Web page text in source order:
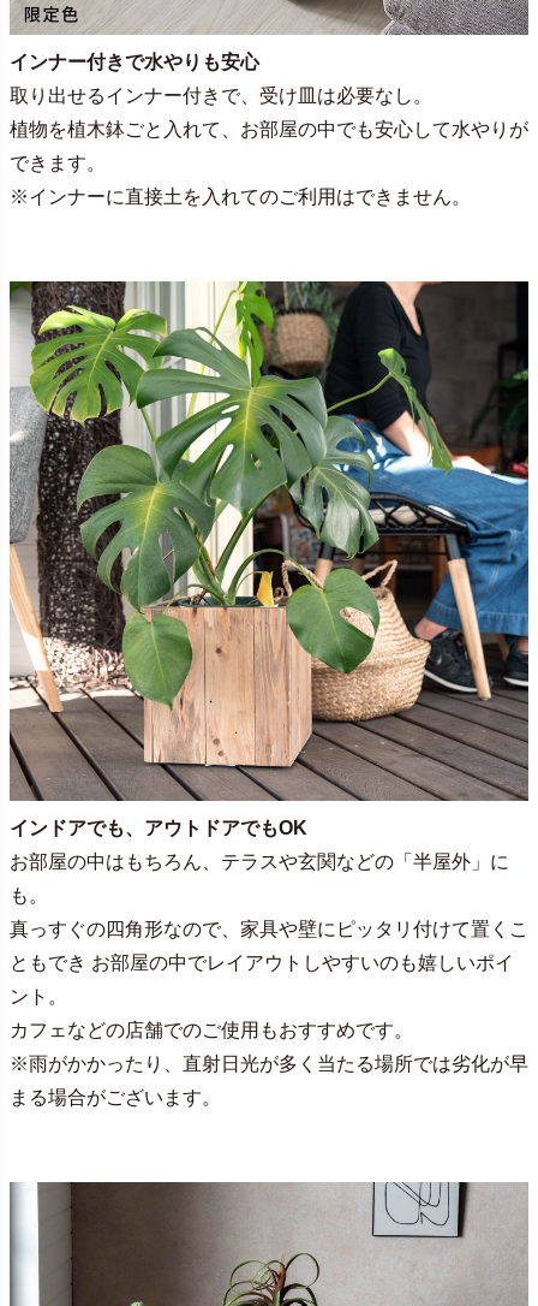
インナー付きで水やりも安心
取り出せるインナー付きで、受け皿は必要なし。
植物を植木鉢ごと入れて、お部屋の中でも安心して水やりが
できます。
※インナーに直接土を入れてのご利用はできません。
インドアでも、アウトドアでもOK
お部屋の中はもちろん、テラスや玄関などの「半屋外」に
も。
真っすぐの四角形なので、家具や壁にピッタリ付けて置くこ
ともでき お部屋の中でレイアウトしやすいのも嬉しいポイ
ント。
カフェなどの店舗でのご使用もおすすめです。
※雨がかかったり、直射日光が多く当たる場所では劣化が早
まる場合がございます。